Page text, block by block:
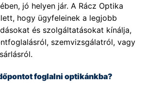
jó helyen jár. A Rácz Optika
hogy ügyfeleinek a legjobb
és szolgáltatásokat kínálja,
szemvizsgálatról, vagy
foglalni optikánkba?